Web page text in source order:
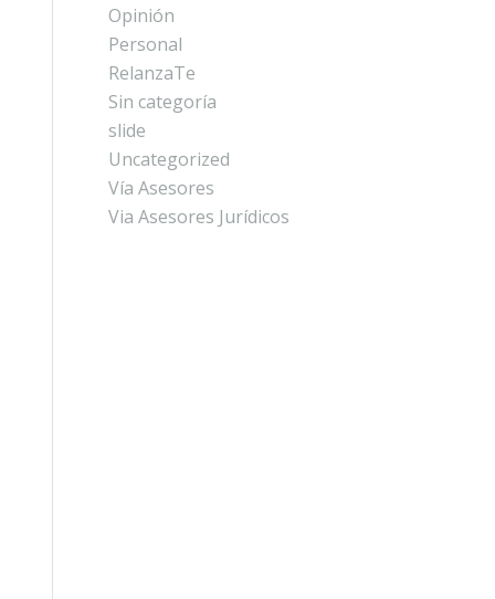
Opinión
Personal
RelanzaTe
Sin categoría
slide
Uncategorized
Vía Asesores
Via Asesores Jurídicos